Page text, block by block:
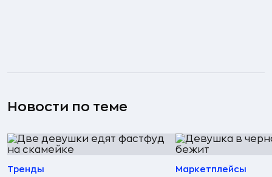
Новости по теме
Тренды Маркетплейсы